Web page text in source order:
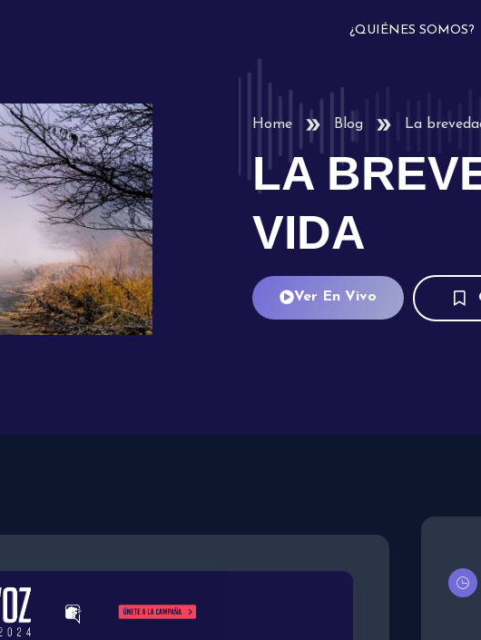
¿QUIÉNES SOMOS?
Home Blog La
LA
VIDA
Ver En Vivo